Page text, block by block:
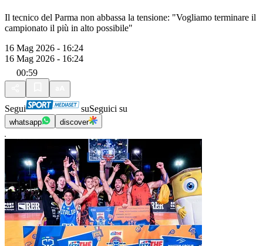
Il tecnico del Parma non abbassa la tensione: "Vogliamo terminare il
campionato il più in alto possibile"
16 Mag 2026 - 16:24
16 Mag 2026 - 16:24
00:59
Segui suSeguici su
whatsapp discover